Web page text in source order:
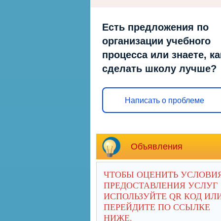
Есть предложения по
организации учебного
процесса или знаете,
сделать школу лучше?
Написать о проблеме
Объявления
ЧТОБЫ ОЦЕНИТЬ
ПРЕДОСТАВЛЕНИЯ УСЛУГ
ИСПОЛЬЗУЙТЕ QR КОД
ПЕРЕЙДИТЕ ПО ССЫЛКЕ
НИЖЕ.